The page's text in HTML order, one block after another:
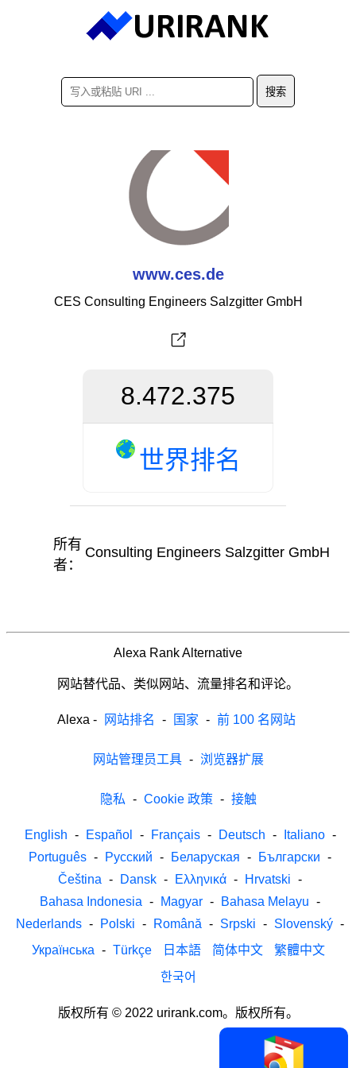
www.ces.de
CES Consulting Engineers Salzgitter GmbH
8.472.375
世界排名
所有
者：
Consulting Engineers Salzgitter GmbH
Alexa Rank Alternative
网站替代品、类似网站、流量排名和评论。
Alexa - 网站排名 - 国家 - 前 100 名网站
网站管理员工具 - 浏览器扩展
隐私 - Cookie 政策 - 接触
English - Español - Français - Deutsch - Italiano -
Português - Русский - Беларуская - Български -
Čeština - Dansk - Ελληνικά - Hrvatski -
Bahasa Indonesia - Magyar - Bahasa Melayu -
Nederlands - Polski - Română - Srpski - Slovenský -
Українська - Türkçe 日本語 简体中文
繁體中文
한국어
版权所有 © 2022 urirank.com。版权所有。